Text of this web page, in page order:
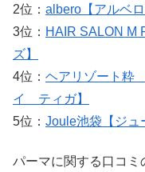
2位： albero【アルベロ
3位： HAIR SALON M
ズ】
4位： ヘアリゾート
イ ティガ】
5位： Joule池袋【ジュ
パーマに関する口コミ